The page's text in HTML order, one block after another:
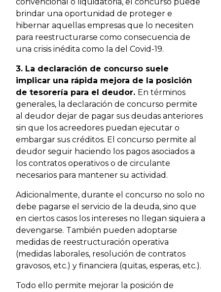
brindar una oportunidad de proteger e
hibernar aquellas empresas que lo necesiten
para reestructurarse como consecuencia de
una crisis inédita como la del Covid-19.
3. La declaración de concurso suele
implicar una rápida mejora de la posición
de tesorería para el deudor. En términos
generales, la declaración de concurso permite
al deudor dejar de pagar sus deudas anteriores
sin que los acreedores puedan ejecutar o
embargar sus créditos. El concurso permite al
deudor seguir haciendo los pagos asociados a
los contratos operativos o de circulante
necesarios para mantener su actividad.
Adicionalmente, durante el concurso no solo no
debe pagarse el servicio de la deuda, sino que
en ciertos casos los intereses no llegan siquiera a
devengarse. También pueden adoptarse
medidas de reestructuración operativa
(medidas laborales, resolución de contratos
gravosos, etc.) y financiera (quitas, esperas, etc.).
Todo ello permite mejorar la posición de